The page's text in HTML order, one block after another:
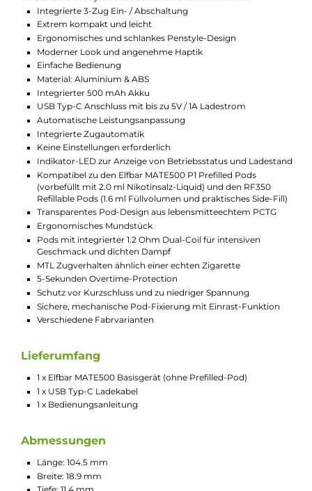
Refillable Pods. Die P1 Prefilled Pods kommen in
vielen beliebten Elfbar Geschmacksrichtungen,
vorbefüllt mit 2.0 ml Nikotinsalz-Liquid (20 mg/ml
Nikotin) und einer festverbauten 1.2 Ohm Dual-Coil.
Ein einzigartiges “Fresh-Keeping System“ hält die
Frische bis zur ersten Nutzung. Die RF350 Leer-Pods
bieten die Möglichkeit, eigene Liquids zu nutzen, wie
z.B. die Elfliq von Elfbar. Mit 1.6 ml Füllvolumen und
einer 1.2 Ohm Dual-Coil verwandeln auch sie das
Liquid in wohlschmeckenden Dampf. Beide Pod-
Typen sind separat erhältlich.
Flexibilität und Genuss in einem
System
Das MATE500 Pod-System von Elfbar ist die ideale
Lösung für Dampfer, die Flexibilität und Genuss in
einem Gerät suchen. Egal ob Sie die Bequemlichkeit
von vorbefüllten Pods bevorzugen oder eigene
Liquidkreationen verwenden möchten, das MATE500
bietet für jeden Geschmack das passende Erlebnis. Mit
seiner Benutzerfreundlichkeit, Sicherheit und
stilvollen Optik setzt das MATE500 Pod-System neue
Maßstäbe in der Welt des Dampfens.
Aufladbares System für Prefilled MATE500 P1 Pods
Integrierte 3-Zug Ein- / Abschaltung
Ergonomisches und schlankes Penstyle-Design
Einfache Bedienung